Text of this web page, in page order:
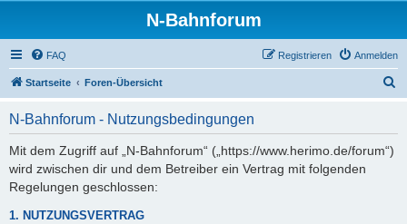
N-Bahnforum
FAQ Anmelden
Registrieren
Startseite Foren-Übersicht
N-Bahnforum - Nutzungsbedingungen
Mit dem Zugriff auf „N-Bahnforum“ („https://www.herimo.de/forum“)
wird zwischen dir und dem Betreiber ein Vertrag mit folgenden
Regelungen geschlossen:
1. NUTZUNGSVERTRAG